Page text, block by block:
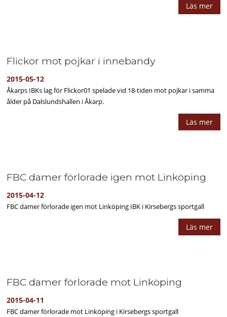
Läs mer
Flickor mot pojkar i innebandy
2015-05-12
Åkarps IBKs lag för Flickor01 spelade vid 18-tiden mot pojkar i samma
ålder på Dalslundshallen i Åkarp.
Läs mer
FBC damer förlorade igen mot Linköping
2015-04-12
FBC damer förlorade igen mot Linköping IBK i Kirsebergs sportgall
Läs mer
FBC damer förlorade mot Linköping
2015-04-11
FBC damer förlorade mot Linköping i Kirsebergs sportgall